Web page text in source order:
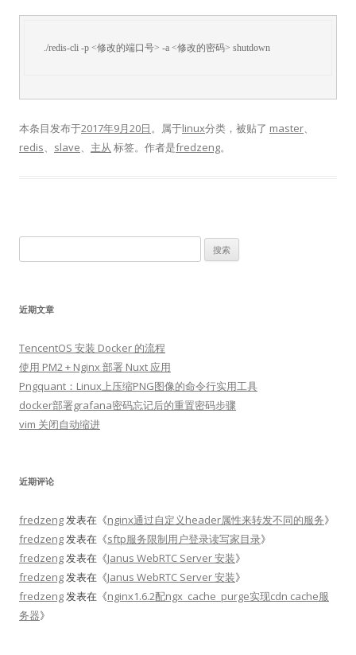
./redis-cli -p <修改的端口号> -a <修改的密码> shutdown
本条目发布于2017年9月20日。属于linux分类，被贴了 master、
redis、 slave、 主从 标签。 作者是fredzeng。
索：
近期文章
TencentOS 安装 Docker 的流程
使用 PM2 + Nginx 部署 Nuxt 应用
Pngquant：Linux上压缩PNG图像的命令行实用工具
docker部署grafana密码忘记后的重置密码步骤
vim 关闭自动缩进
近期评论
fredzeng发表在《nginx通过自定义header属性来转发不同的服务》
fredzeng发表在《sftp服务限制用户登录读写家目录》
fredzeng发表在《Janus WebRTC Server 安装》
fredzeng发表在《Janus WebRTC Server 安装》
fredzeng发表在《nginx1.6.2配ngx_cache_purge实现cdn cache服
务器》